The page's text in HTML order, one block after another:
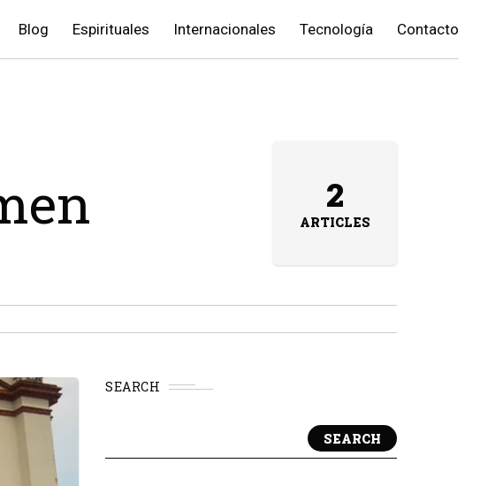
Blog Espirituales Internacionales Tecnología Contacto
2
ARTICLES
SEARCH
SEARCH